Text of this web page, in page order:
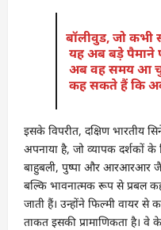
बॉलीवुड, जोकभी
यहअबबड़ेपैमाने
अबवहसमयआ
कहसकतेहैंकि
इसके विपरीत, दक्षिण भारतीय
अपनाया है, जो व्यापक दर्शकों के
बाहुबली, पुष्पा और आरआरआर
बल्कि भावनात्मक रूप से प्रबल
जाती हैं। उन्होंने फिल्मी वायर से
ताकत इसकी प्रामाणिकता है।